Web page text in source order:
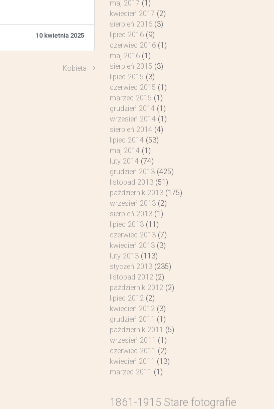
10 kwietnia 2025
Kobieta
maj 2017 (1)
kwiecień 2017 (2)
sierpień 2016(3)
lipiec 2016(9)
czerwiec 2016(1)
maj 2016(1)
sierpień 2015 (3)
lipiec 2015 (3)
czerwiec 2015 (1)
marzec 2015 (1)
grudzień 2014(1)
wrzesień 2014(1)
sierpień 2014(4)
lipiec 2014(53)
maj 2014(1)
luty 2014(74)
grudzień 2013(425)
listopad 2013(51)
październik 2013(175)
wrzesień 2013(2)
sierpień 2013(1)
lipiec 2013(11)
czerwiec 2013(7)
kwiecień 2013(3)
luty 2013(113)
styczeń 2013(235)
listopad 2012(2)
październik 2012(2)
lipiec 2012(2)
kwiecień 2012(3)
grudzień 2011 (1)
październik 2011 (5)
wrzesień 2011 (1)
czerwiec 2011 (2)
kwiecień 2011 (13)
marzec 2011 (1)
1861-1915 Stare fotografie